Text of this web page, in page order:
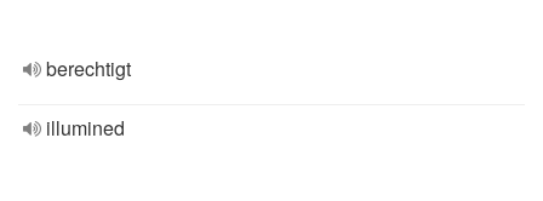
berechtigt
illumined